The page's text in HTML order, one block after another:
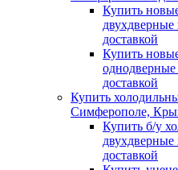
Купить
доставкой
Купить
доставкой
Купить
Симферополе,
Купить б/у
доставкой